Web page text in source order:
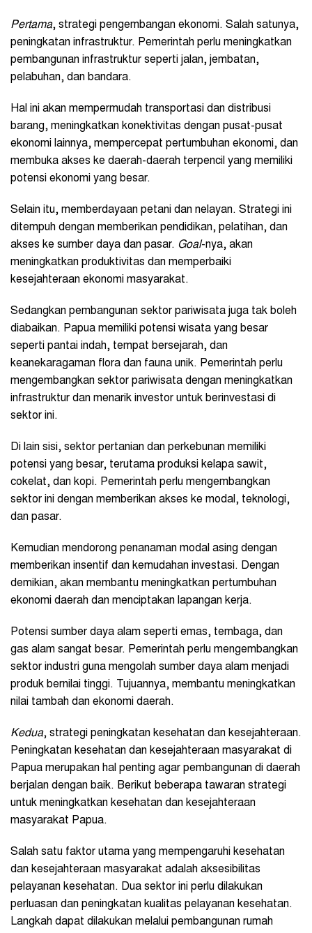
Pertama, strategi pengembangan ekonomi. Salah satunya,
peningkatan infrastruktur. Pemerintah perlu meningkatkan
pembangunan infrastruktur seperti jalan, jembatan,
pelabuhan, dan bandara.
Hal ini akan mempermudah transportasi dan distribusi
barang, meningkatkan konektivitas dengan pusat-pusat
ekonomi lainnya, mempercepat pertumbuhan ekonomi, dan
membuka akses ke daerah-daerah terpencil yang memiliki
potensi ekonomi yang besar.
Selain itu, memberdayaan petani dan nelayan. Strategi ini
ditempuh dengan memberikan pendidikan, pelatihan, dan
akses ke sumber daya dan pasar. Goal-nya, akan
meningkatkan produktivitas dan memperbaiki
kesejahteraan ekonomi masyarakat.
Sedangkan pembangunan sektor pariwisata juga tak boleh
diabaikan. Papua memiliki potensi wisata yang besar
seperti pantai indah, tempat bersejarah, dan
keanekaragaman flora dan fauna unik. Pemerintah perlu
mengembangkan sektor pariwisata dengan meningkatkan
infrastruktur dan menarik investor untuk berinvestasi di
sektor ini.
Di lain sisi, sektor pertanian dan perkebunan memiliki
potensi yang besar, terutama produksi kelapa sawit,
cokelat, dan kopi. Pemerintah perlu mengembangkan
sektor ini dengan memberikan akses ke modal, teknologi,
dan pasar.
Kemudian mendorong penanaman modal asing dengan
memberikan insentif dan kemudahan investasi. Dengan
demikian, akan membantu meningkatkan pertumbuhan
ekonomi daerah dan menciptakan lapangan kerja.
Potensi sumber daya alam seperti emas, tembaga, dan
gas alam sangat besar. Pemerintah perlu mengembangkan
sektor industri guna mengolah sumber daya alam menjadi
produk bernilai tinggi. Tujuannya, membantu meningkatkan
nilai tambah dan ekonomi daerah.
Kedua, strategi peningkatan kesehatan dan kesejahteraan.
Peningkatan kesehatan dan kesejahteraan masyarakat di
Papua merupakan hal penting agar pembangunan di daerah
berjalan dengan baik. Berikut beberapa tawaran strategi
untuk meningkatkan kesehatan dan kesejahteraan
masyarakat Papua.
Salah satu faktor utama yang mempengaruhi kesehatan
dan kesejahteraan masyarakat adalah aksesibilitas
pelayanan kesehatan. Dua sektor ini perlu dilakukan
perluasan dan peningkatan kualitas pelayanan kesehatan.
Langkah dapat dilakukan melalui pembangunan rumah